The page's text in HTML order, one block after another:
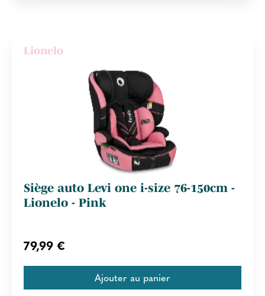
Lionelo
Siège auto Levi one i-size 76-150cm -
Lionelo - Pink
79,99 €